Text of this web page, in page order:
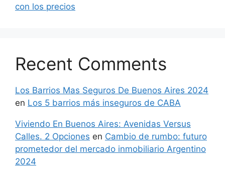
con los precios
Recent Comments
Los Barrios Mas Seguros De Buenos Aires 2024
en Los 5 barrios más inseguros de CABA
Viviendo En Buenos Aires: Avenidas Versus
Calles. 2 Opciones en Cambio de rumbo: futuro
prometedor del mercado inmobiliario Argentino
2024